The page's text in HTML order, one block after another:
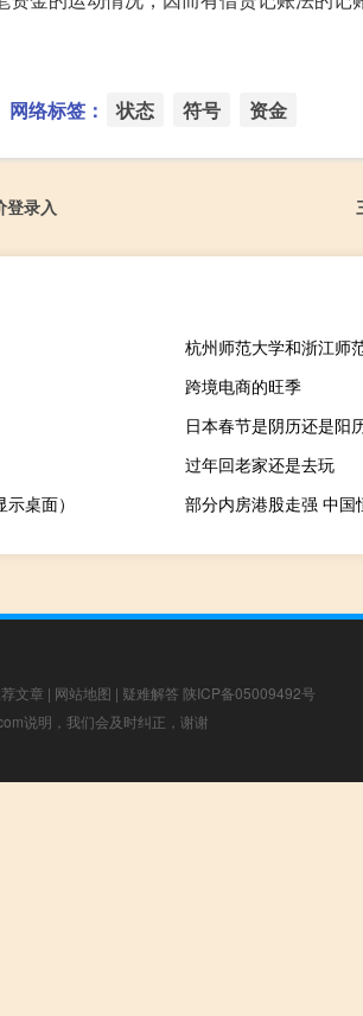
网络标签： 状态 符号 资金
登录入
杭州师范大学和浙江师
跨境电商的旺季
日本春节是阴历还是阳
过年回老家还是去玩
桌面）
部分内房港股走强 中国
文章 | 网站地图 | 疑难解答 陕ICP备05009492号
说明，我们会及时纠正，谢谢